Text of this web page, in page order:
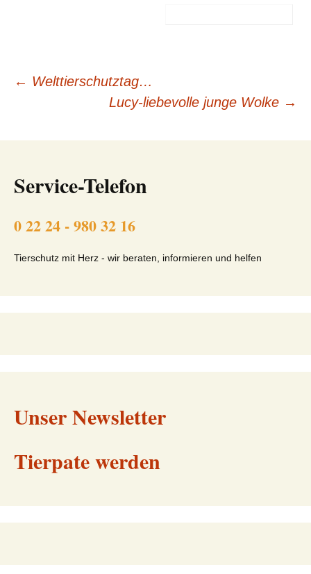
Beitragsnavigation
← Welttierschutztag…
Lucy-liebevolle junge Wolke →
Service-Telefon
0 22 24 - 980 32 16
Tierschutz mit Herz - wir beraten, informieren und helfen
Unser Newsletter
Tierpate werden